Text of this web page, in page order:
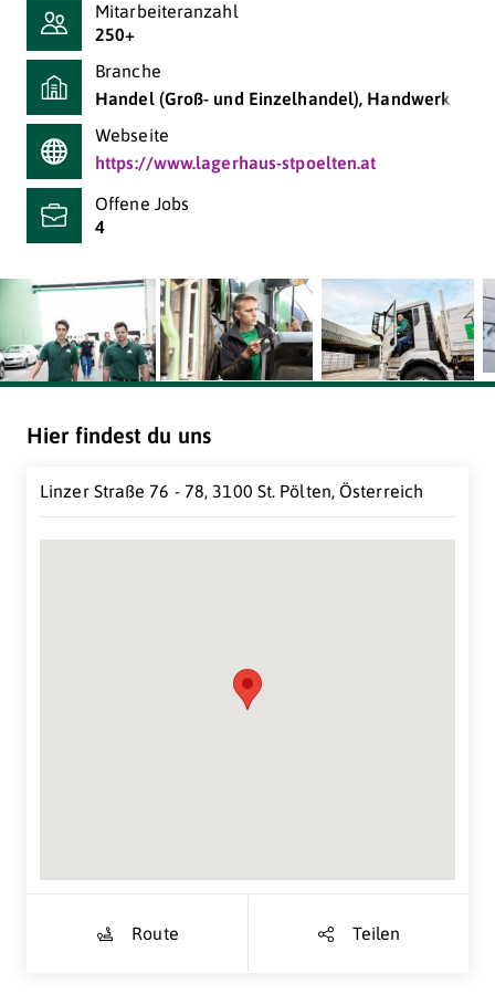
Mitarbeiteranzahl
250+
Branche
Handel (Groß- und Einzelhandel), Handwerk/
Webseite
https://www.lagerhaus-stpoelten.at
Offene Jobs
4
Hier findest du uns
Linzer Straße 76 - 78, 3100 St. Pölten, Österreich
Route Teilen